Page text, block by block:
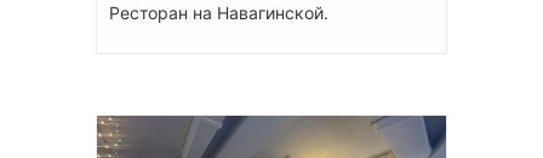
Ресторан на Навагинской.